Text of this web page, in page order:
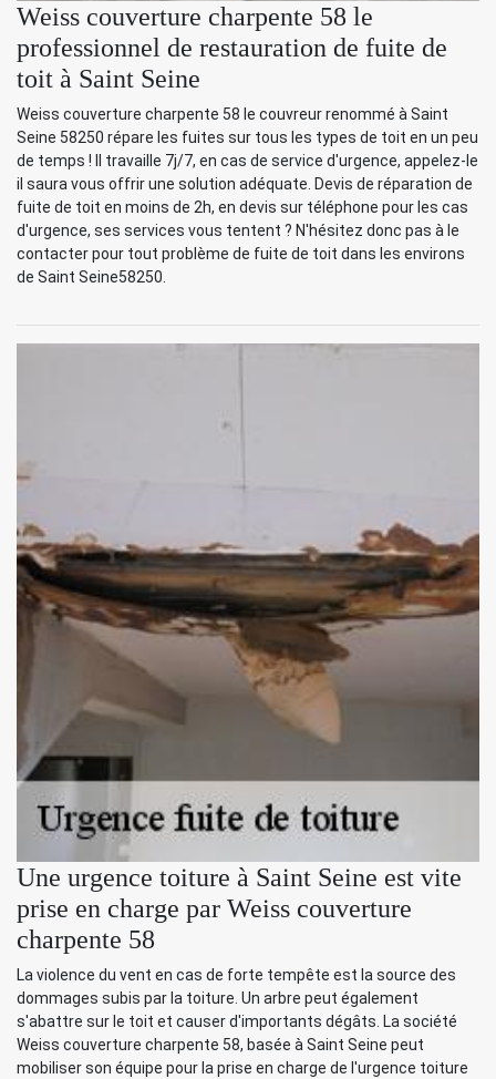
Weiss couverture charpente 58 le
professionnel de restauration de fuite de
toit à Saint Seine
Weiss couverture charpente 58 le couvreur renommé à Saint
Seine 58250 répare les fuites sur tous les types de toit en un peu
de temps ! Il travaille 7j/7, en cas de service d'urgence, appelez-le
il saura vous offrir une solution adéquate. Devis de réparation de
fuite de toit en moins de 2h, en devis sur téléphone pour les cas
d'urgence, ses services vous tentent ? N'hésitez donc pas à le
contacter pour tout problème de fuite de toit dans les environs
de Saint Seine58250.
Une urgence toiture à Saint Seine est vite
prise en charge par Weiss couverture
charpente 58
La violence du vent en cas de forte tempête est la source des
dommages subis par la toiture. Un arbre peut également
s'abattre sur le toit et causer d'importants dégâts. La société
Weiss couverture charpente 58, basée à Saint Seine peut
mobiliser son équipe pour la prise en charge de l'urgence toiture